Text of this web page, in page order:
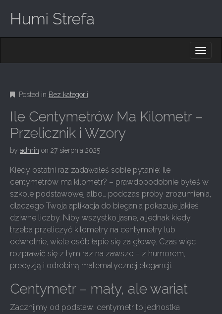
Humi Strefa
M
E
N
U
C
T
E
N
T
Posted in Bez kategorii
Ile Centymetrów Ma Kilometr –
Przelicznik i Wzory
by admin on 27 sierpnia 2025
Kiedy ostatni raz zadawałeś sobie pytanie: Ile
centymetrów ma kilometr? – prawdopodobnie byłeś w
szkole podstawowej albo… podczas próby zrozumienia,
dlaczego Twoja aplikacja do biegania pokazuje jakieś
dziwne liczby. Niby wszystko jasne, a jednak kiedy
trzeba przeliczyć kilometry na centymetry lub
odwrotnie, wiele osób łapie się za głowę. Czas więc
rozprawić się z tym raz na zawsze – z humorem,
precyzją i odrobiną matematycznej elegancji.
Centymetr – mały, ale wariat
Zacznijmy od podstaw: centymetr to jednostka